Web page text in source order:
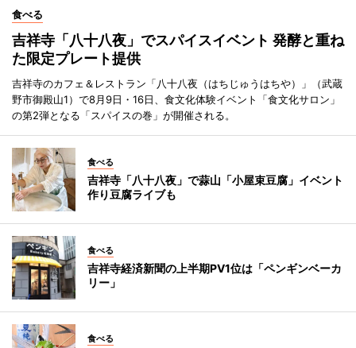
食べる
吉祥寺「八十八夜」でスパイスイベント 発酵と重ね
た限定プレート提供
吉祥寺のカフェ＆レストラン「八十八夜（はちじゅうはちや）」（武蔵
野市御殿山1）で8月9日・16日、食文化体験イベント「食文化サロン」
の第2弾となる「スパイスの巻」が開催される。
食べる
吉祥寺「八十八夜」で蒜山「小屋束豆腐」イベント
作り豆腐ライブも
食べる
吉祥寺経済新聞の上半期PV1位は「ペンギンベーカ
リー」
食べる